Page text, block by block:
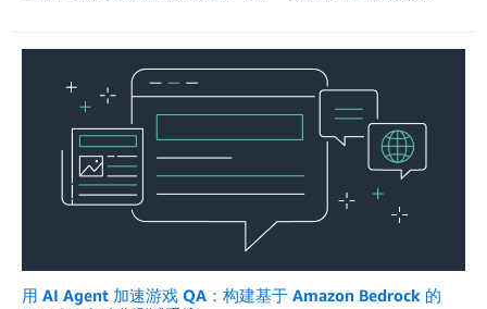
用 AI Agent 加速游戏 QA：构建基于 Amazon Bedrock 的